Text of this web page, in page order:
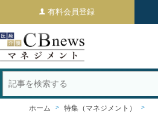
有料会員登録
ホーム 特集（マネジメント）